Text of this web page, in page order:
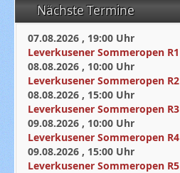
Nächste Termine
07.08.2026 , 19:00 Uhr
Leverkusener Sommeropen R1
08.08.2026 , 10:00 Uhr
Leverkusener Sommeropen R2
08.08.2026 , 15:00 Uhr
Leverkusener Sommeropen R3
09.08.2026 , 10:00 Uhr
Leverkusener Sommeropen R4
09.08.2026 , 15:00 Uhr
Leverkusener Sommeropen R5